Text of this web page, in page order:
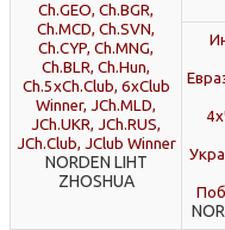
Ch.GEO, Ch.BGR,
Ch.MCD, Ch.SVN,
Ch.CYP, Ch.MNG,
Ch.BLR, Ch.Hun,
Ch.5хCh.Сlub, 6хClub
Winner, JCh.MLD,
JCh.UKR, JCh.RUS,
JCh.Сlub, JClub Winner
NORDEN LIHT
ZHOSHUA